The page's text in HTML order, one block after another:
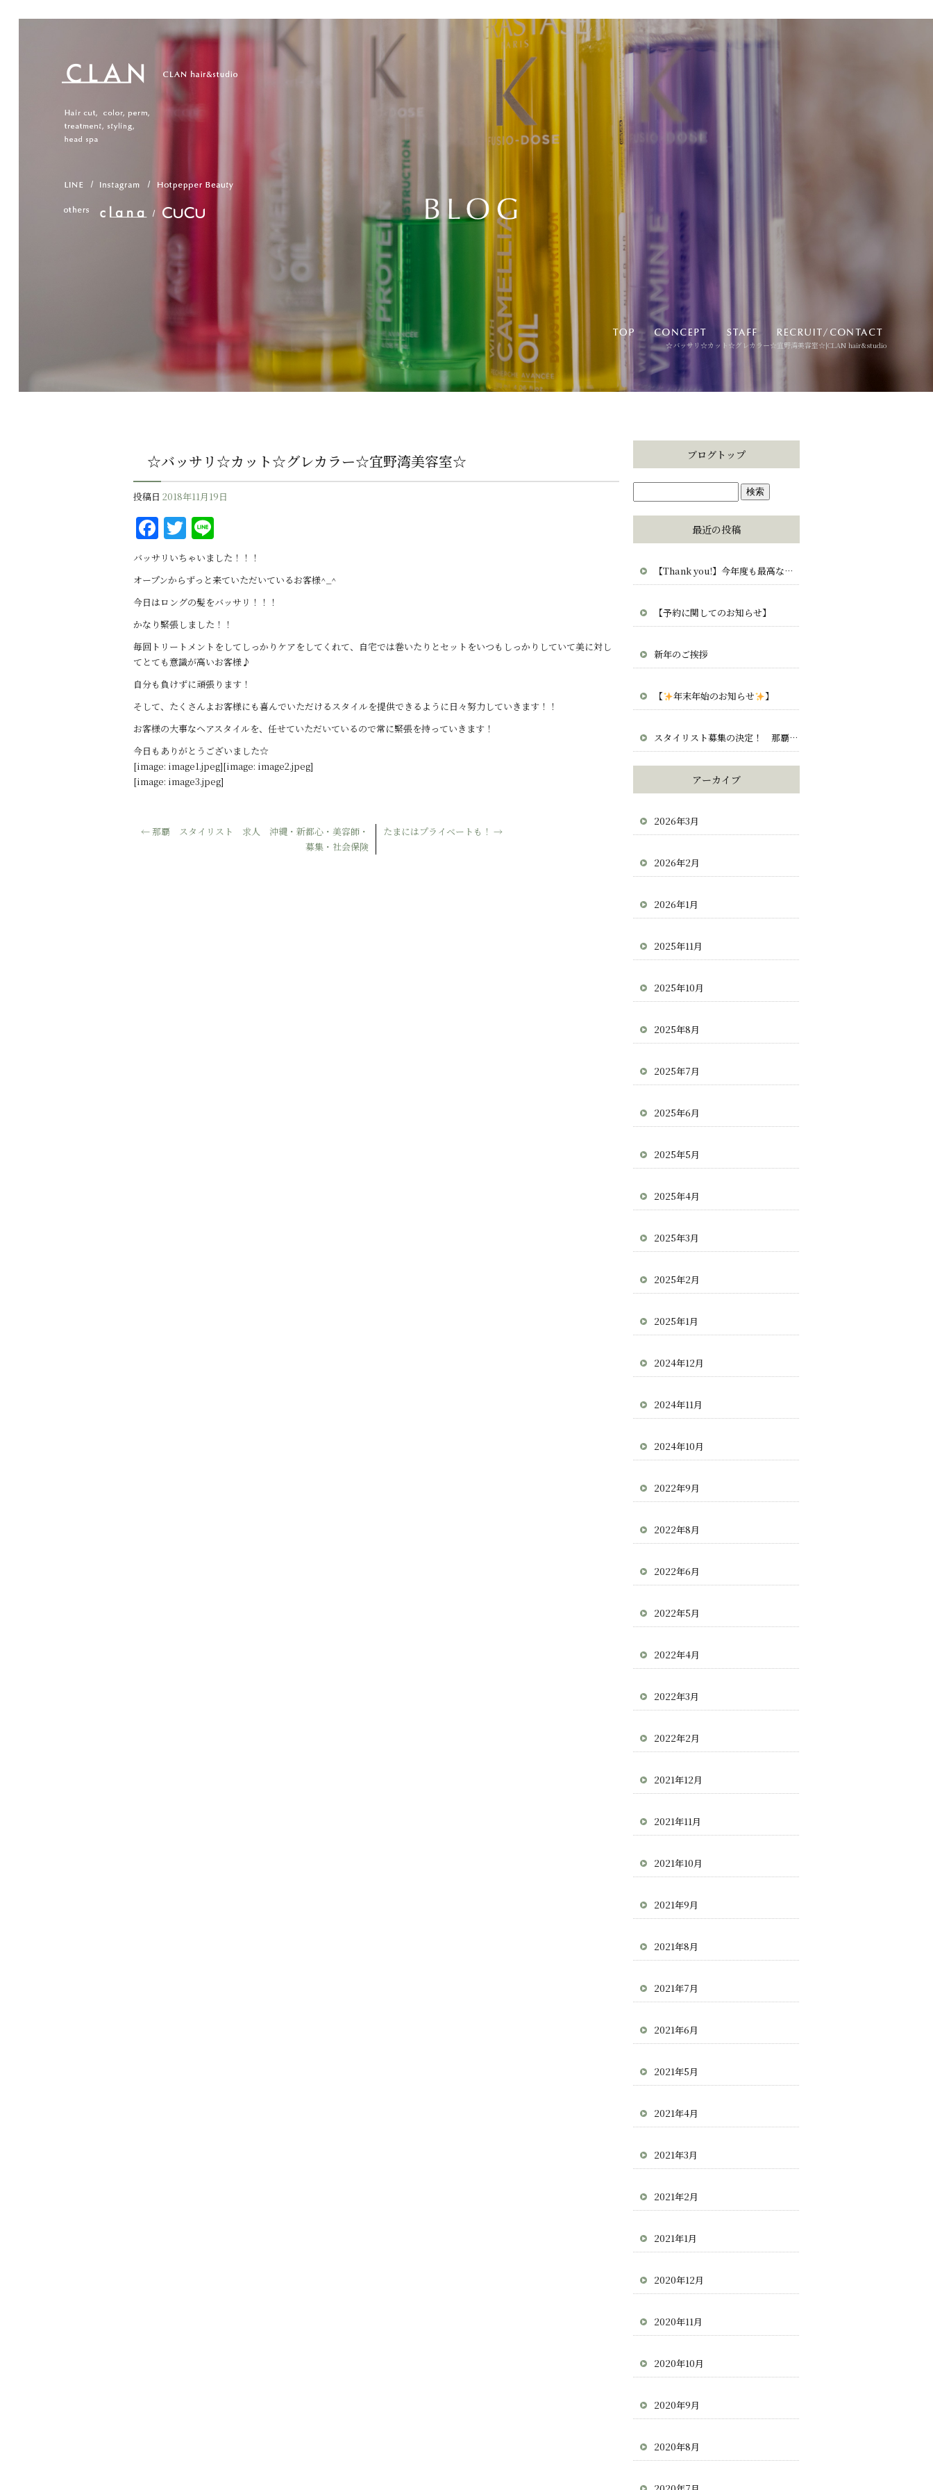
☆バッサリ☆カット☆グレカラー☆宜野湾美容室☆|CLAN hair&studio
☆バッサリ☆カット☆グレカラー☆宜野湾美容室☆
投稿日 2018年11月19日
F
a
c
e
b
o
o
k
T
w
it
te
r
n
e
バッサリいちゃいました！！！
オープンからずっと来ていただいているお客様^_^
今日はロングの髪をバッサリ！！！
かなり緊張しました！！
毎回トリートメントをしてしっかりケアをしてくれて、自宅では巻いたりとセットをいつもしっかりしていて美に対し
てとても意識が高いお客様♪
自分も負けずに頑張ります！
そして、たくさんよお客様にも喜んでいただけるスタイルを提供できるように日々努力していきます！！
お客様の大事なヘアスタイルを、任せていただいているので常に緊張を持っていきます！
今日もありがとうございました☆
[image: image1.jpeg][image: image2.jpeg]
[image: image3.jpeg]
← 那覇 スタイリスト 求人 沖縄・新都心・美容師・
募集・社会保険
たまにはプライベートも！ →
ブログトップ
最近の投稿
【Thank you!】今年度も最高な毎日をありがとう。CLAN・clana・CUCUから愛を込めて。
【予約に関してのお知らせ】
新年のご挨拶
【 年末年始のお知らせ 】
スタイリスト募集の決定！ 那覇 宜野湾 北谷 求人 正社員 業務委託
アーカイブ
2026年3月
2026年2月
2026年1月
2025年11月
2025年10月
2025年8月
2025年7月
2025年6月
2025年5月
2025年4月
2025年3月
2025年2月
2025年1月
2024年12月
2024年11月
2024年10月
2022年9月
2022年8月
2022年6月
2022年5月
2022年4月
2022年3月
2022年2月
2021年12月
2021年11月
2021年10月
2021年9月
2021年8月
2021年7月
2021年6月
2021年5月
2021年4月
2021年3月
2021年2月
2021年1月
2020年12月
2020年11月
2020年10月
2020年9月
2020年8月